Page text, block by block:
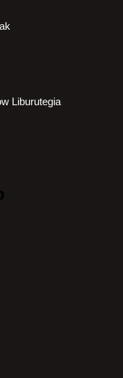
Liburutegia